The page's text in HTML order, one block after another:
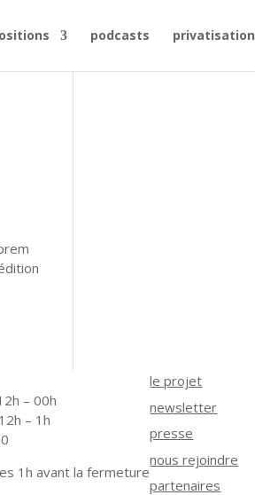
podcasts privatisation
– 00h
– 1h
1h avant la fermeture
le projet
newsletter
presse
nous rejoindre
partenaires